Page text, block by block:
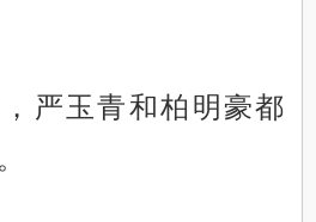
严玉青和柏明豪都